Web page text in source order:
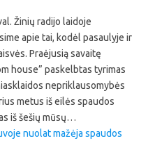
Žinių radijo laidoje
apie tai, kodėl pasaulyje ir
Praėjusią savaitę
house” paskelbtas tyrimas
nepriklausomybės
metus iš eilės spaudos
iš šešių mūsų…
nuolat mažėja spaudos